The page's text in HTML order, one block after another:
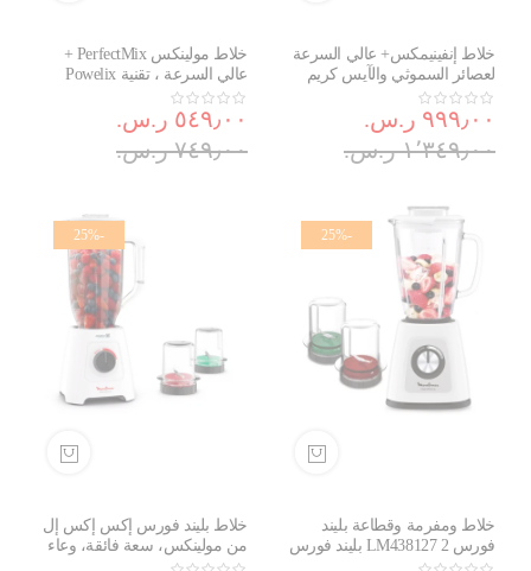
خلاط إنفينيمكس+ عالي السرعة
لعصائر السموثي والآيس كريم
والثلج الناعم وعجائن الحلويات مع
وتحكم يدوي و5 برامج تلقائية
ووعاء التريتان 1.75L وكوب
٩٩٩٫٠٠ ر.س.‏
١٬٣٤٩٫٠٠ ر.س.‏
خلاط مولينكس PerfectMix +
عالي السرعة ، تقنية Powelix
LM88HD28
٥٤٩٫٠٠ ر.س.‏
٧٤٩٫٠٠ ر.س.‏
-25%
خلاط ومفرمة وقطاعة بليند
فورس 2 LM438127 بليند فورس
بلانك بقدرة 800W من مولينكس
-25%
خلاط بليند فورس إكس إكس إل
من مولينكس، سعة فائقة، وعاء
بلاستيكي بسعة كبيرة للغاية، قوة